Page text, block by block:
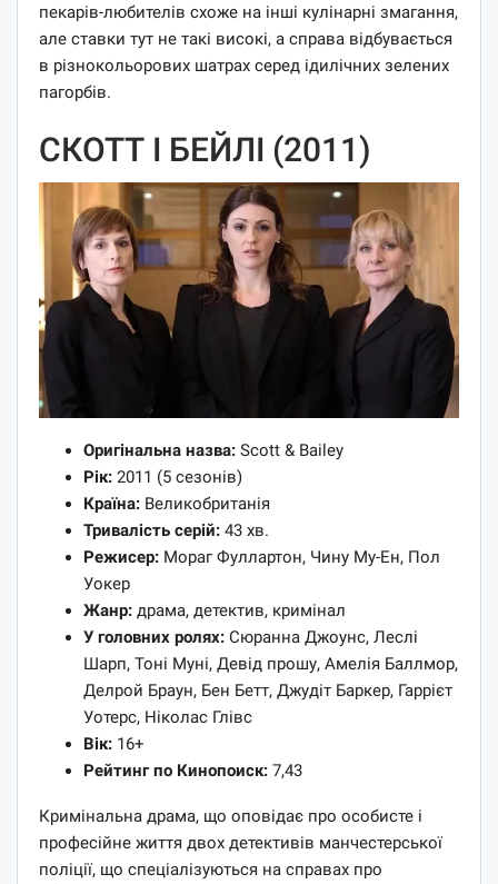
пекарів-любителів схоже на інші кулінарні змагання,
але ставки тут не такі високі, а справа відбувається
в різнокольорових шатрах серед ідилічних зелених
пагорбів.
СКОТТ І БЕЙЛІ (2011)
Оригінальна назва: Scott & Bailey
Рік: 2011 (5 сезонів)
Країна: Великобританія
Тривалість серій: 43 хв.
Режисер: Мораг Фуллартон, Чину Му-Ен, Пол
Уокер
Жанр: драма, детектив, кримінал
У головних ролях: Сюранна Джоунс, Леслі
Шарп, Тоні Муні, Девід прошу, Амелія Баллмор,
Делрой Браун, Бен Бетт, Джудіт Баркер, Гаррієт
Уотерс, Ніколас Глівс
Вік: 16+
Рейтинг по Кинопоиск: 7,43
Кримінальна драма, що оповідає про особисте і
професійне життя двох детективів манчестерської
поліції, що спеціалізуються на справах про